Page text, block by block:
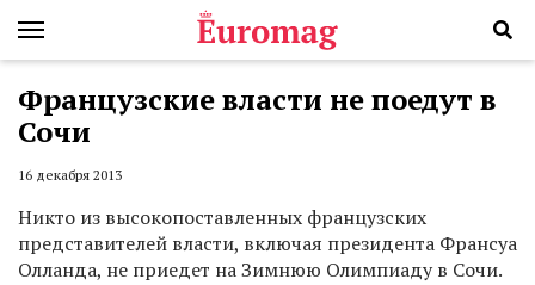
Французские власти не поедут в
Сочи
16 декабря 2013
Никто из высокопоставленных французских
представителей власти, включая президента Франсуа
Олланда, не приедет на Зимнюю Олимпиаду в Сочи.